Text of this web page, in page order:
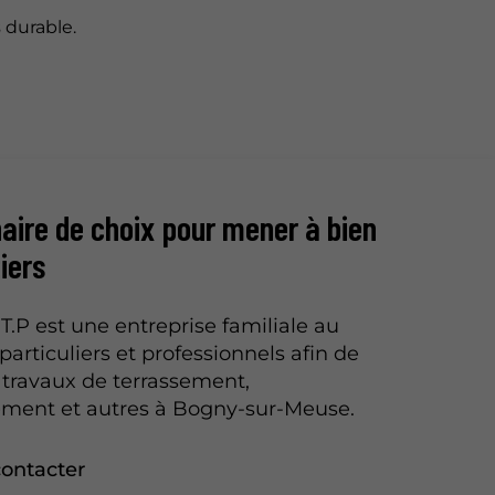
de choix pour mener à bien
T.P est une entreprise familiale au
et professionnels afin de
de terrassement,
et autres à Bogny-sur-Meuse.